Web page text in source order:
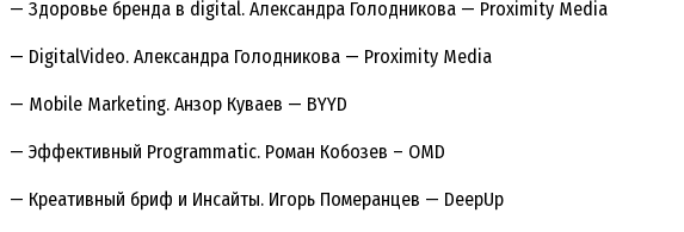
— Здоровье бренда в digital. Александра Голодникова — Proximity Media
— DigitalVideo. Александра Голодникова — Proximity Media
— Mobile Marketing. Анзор Куваев — BYYD
— Эффективный Programmatic. Роман Кобозев – OMD
— Креативный бриф и Инсайты. Игорь Померанцев — DeepUp